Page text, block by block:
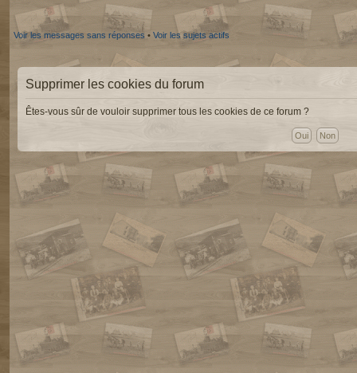
Voir les messages sans réponses • Voir les sujets actifs
Supprimer les cookies du forum
Êtes-vous sûr de vouloir supprimer tous les cookies de ce forum ?